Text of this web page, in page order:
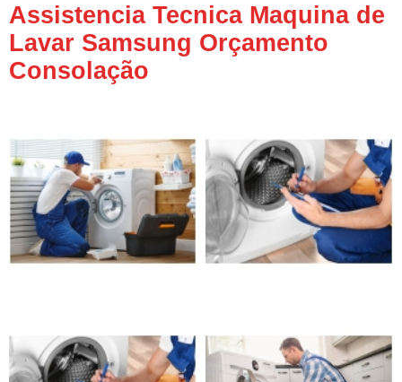
Assistencia Tecnica Maquina de
Lavar Samsung Orçamento
Consolação